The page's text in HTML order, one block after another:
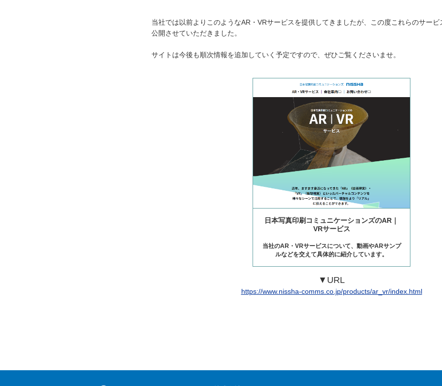
当社では以前よりこのようなAR・VRサービスを提供してきましたが、この度これらのサー
公開させていただきました。
サイトは今後も順次情報を追加していく予定ですので、ぜひご覧くださいませ。
日本写真印刷コミュニケーションズのAR｜
VRサービス
当社のAR・VRサービスについて、動画やARサンプ
ルなどを交えて具体的に紹介しています。
▼URL
https://www.nissha-comms.co.jp/products/ar_vr/index.html